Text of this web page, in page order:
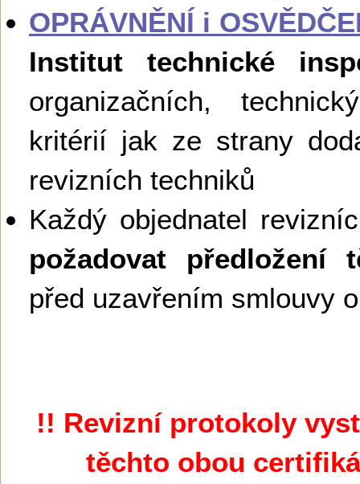
OPRÁVNĚNÍ i
Institut technické
organizačních,
kritérií jak ze strany
revizních techniků
Každý objednatel
požadovat předložení
před uzavřením smlouvy
!! Revizní protokoly
těchto obou